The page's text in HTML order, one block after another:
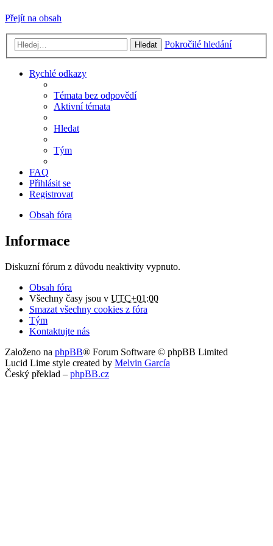
Přejít na obsah
Hledat Pokročilé hledání
Rychlé odkazy
Témata bez odpovědí
Aktivní témata
Hledat
Tým
FAQ
Přihlásit se
Registrovat
Obsah fóra
Informace
Diskuzní fórum z důvodu neaktivity vypnuto.
Obsah fóra
Všechny časy jsou v UTC+01:00
Smazat všechny cookies z fóra
Tým
Kontaktujte nás
Založeno na phpBB® Forum Software © phpBB Limited
Lucid Lime style created by Melvin García
Český překlad – phpBB.cz